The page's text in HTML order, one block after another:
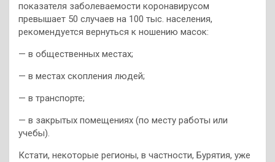
показателя заболеваемости коронавирусом
превышает 50 случаев на 100 тыс. населения,
рекомендуется вернуться к ношению масок:
— в общественных местах;
— в местах скопления людей;
— в транспорте;
— в закрытых помещениях (по месту работы или
учебы).
Кстати, некоторые регионы, в частности, Бурятия, уже